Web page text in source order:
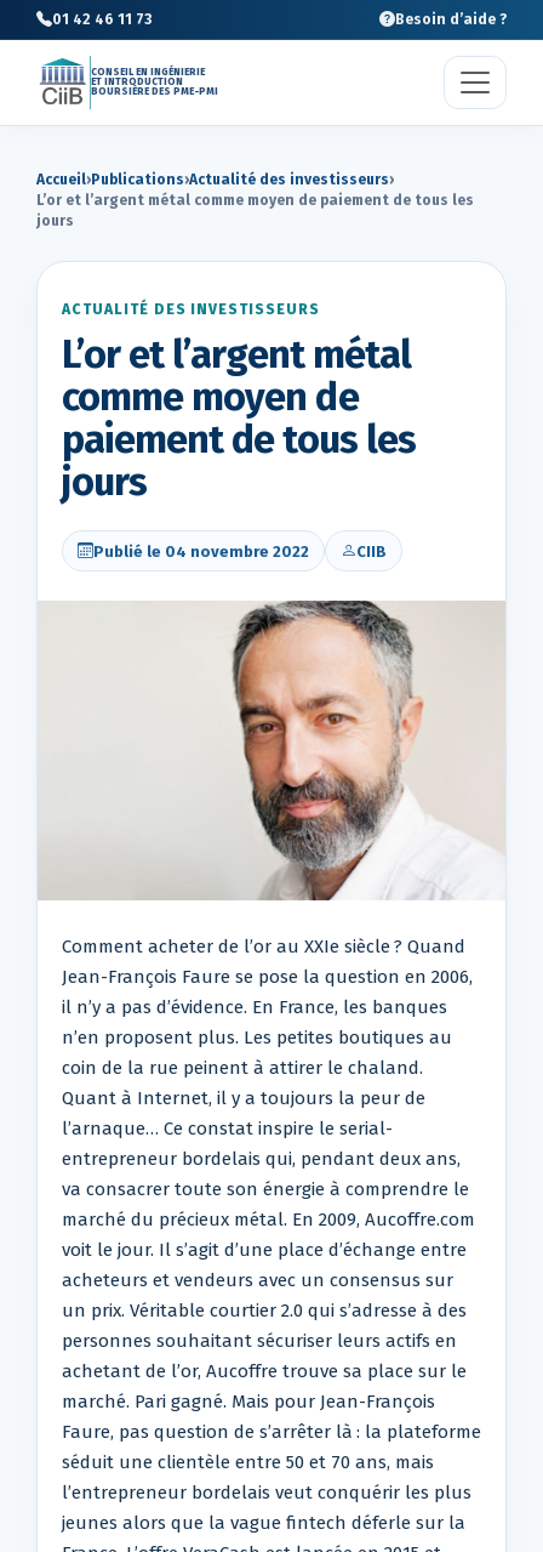
01 42 46 11 73 Besoin d’aide ?
CONSEIL EN INGÉNIERIE
ET INTRODUCTION
BOURSIÈRE DES PME-PMI
Accueil› Publications›Actualité des investisseurs›
L’or et l’argent métal comme moyen de paiement de tous les
jours
ACTUALITÉ DES INVESTISSEURS
L’or et l’argent métal
comme moyen de
paiement de tous les
jours
Publié le 04 novembre 2022 CIIB
Comment acheter de l’or au XXIe siècle ? Quand
Jean-François Faure se pose la question en 2006,
il n’y a pas d’évidence. En France, les banques
n’en proposent plus. Les petites boutiques au
coin de la rue peinent à attirer le chaland.
Quant à Internet, il y a toujours la peur de
l’arnaque… Ce constat inspire le serial-
entrepreneur bordelais qui, pendant deux ans,
va consacrer toute son énergie à comprendre le
marché du précieux métal. En 2009, Aucoffre.com
voit le jour. Il s’agit d’une place d’échange entre
acheteurs et vendeurs avec un consensus sur
un prix. Véritable courtier 2.0 qui s’adresse à des
personnes souhaitant sécuriser leurs actifs en
achetant de l’or, Aucoffre trouve sa place sur le
marché. Pari gagné. Mais pour Jean-François
Faure, pas question de s’arrêter là : la plateforme
séduit une clientèle entre 50 et 70 ans, mais
l’entrepreneur bordelais veut conquérir les plus
jeunes alors que la vague fintech déferle sur la